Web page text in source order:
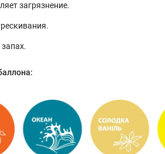
загрязнение.